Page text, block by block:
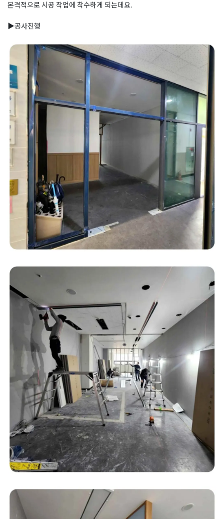
본격적으로 시공 작업에 착수하게 되는데요.
▶공사진행